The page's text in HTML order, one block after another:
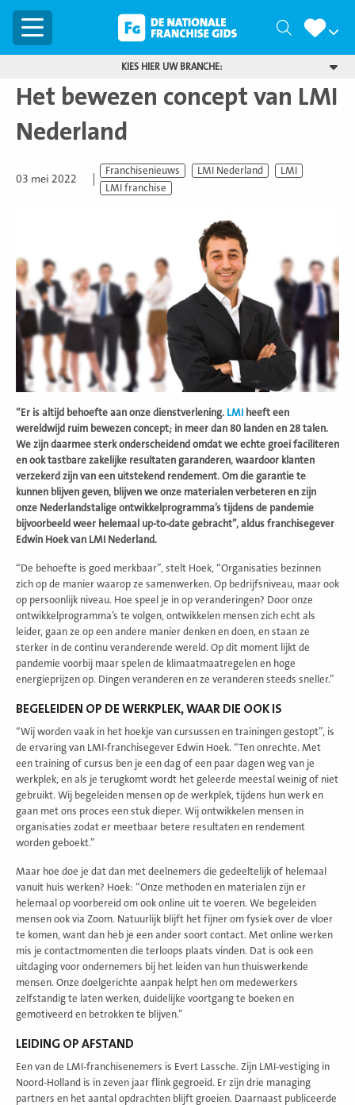
Menu Zoeken
KIES HIER UW BRANCHE:
Het bewezen concept van LMI
Nederland
03 mei 2022
Franchisenieuws LMI Nederland
LMI
LMI franchise
“Er is altijd behoefte aan onze dienstverlening. LMI heeft een
wereldwijd ruim bewezen concept; in meer dan 80 landen en 28 talen.
We zijn daarmee sterk onderscheidend omdat we echte groei faciliteren
en ook tastbare zakelijke resultaten garanderen, waardoor klanten
verzekerd zijn van een uitstekend rendement. Om die garantie te
kunnen blijven geven, blijven we onze materialen verbeteren en zijn
onze Nederlandstalige ontwikkelprogramma’s tijdens de pandemie
bijvoorbeeld weer helemaal up-to-date gebracht”, aldus franchisegever
Edwin Hoek van LMI Nederland.
“De behoefte is goed merkbaar”, stelt Hoek, “Organisaties bezinnen
zich op de manier waarop ze samenwerken. Op bedrijfsniveau, maar ook
op persoonlijk niveau. Hoe speel je in op veranderingen? Door onze
ontwikkelprogramma’s te volgen, ontwikkelen mensen zich echt als
leider, gaan ze op een andere manier denken en doen, en staan ze
sterker in de continu veranderende wereld. Op dit moment lijkt de
pandemie voorbij maar spelen de klimaatmaatregelen en hoge
energieprijzen op. Dingen veranderen en ze veranderen steeds sneller.”
BEGELEIDEN OP DE WERKPLEK, WAAR DIE OOK IS
“Wij worden vaak in het hoekje van cursussen en trainingen gestopt”, is
de ervaring van LMI-franchisegever Edwin Hoek. “Ten onrechte. Met
een training of cursus ben je een dag of een paar dagen weg van je
werkplek, en als je terugkomt wordt het geleerde meestal weinig of niet
gebruikt. Wij begeleiden mensen op de werkplek, tijdens hun werk en
gaan met ons proces een stuk dieper. Wij ontwikkelen mensen in
organisaties zodat er meetbaar betere resultaten en rendement
worden geboekt.”
Maar hoe doe je dat dan met deelnemers die gedeeltelijk of helemaal
vanuit huis werken? Hoek: “Onze methoden en materialen zijn er
helemaal op voorbereid om ook online uit te voeren. We begeleiden
mensen ook via Zoom. Natuurlijk blijft het fijner om fysiek over de vloer
te komen, want dan heb je een ander soort contact. Met online werken
mis je contactmomenten die terloops plaats vinden. Dat is ook een
uitdaging voor ondernemers bij het leiden van hun thuiswerkende
mensen. Onze doelgerichte aanpak helpt hen om medewerkers
zelfstandig te laten werken, duidelijke voortgang te boeken en
gemotiveerd en betrokken te blijven.”
LEIDING OP AFSTAND
Een van de LMI-franchisenemers is Evert Lassche. Zijn LMI-vestiging in
Noord-Holland is in zeven jaar flink gegroeid. Er zijn drie managing
partners en het aantal opdrachten blijft groeien. Daarnaast publiceerde